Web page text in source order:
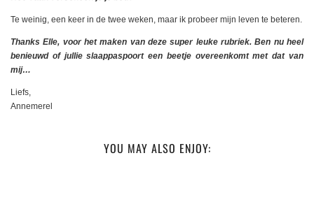
Te weinig, een keer in de twee weken, maar ik probeer mijn leven te beteren.
Thanks Elle, voor het maken van deze super leuke rubriek. Ben nu heel
benieuwd of jullie slaappaspoort een beetje overeenkomt met dat van
mij…
Liefs,
Annemerel
YOU MAY ALSO ENJOY: